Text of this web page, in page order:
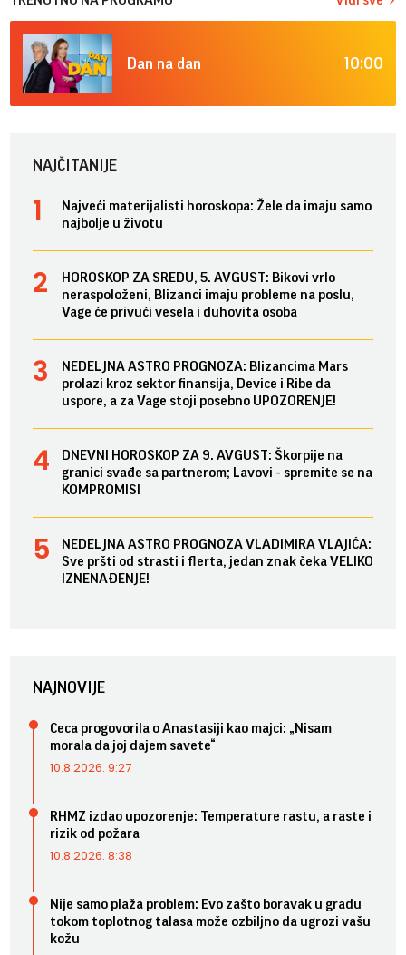
Dan na dan 10:00
NAJČITANIJE
Najveći materijalisti horoskopa: Žele da imaju samo
najbolje u životu
HOROSKOP ZA SREDU, 5. AVGUST: Bikovi vrlo
neraspoloženi, Blizanci imaju probleme na poslu,
Vage će privući vesela i duhovita osoba
NEDELJNA ASTRO PROGNOZA: Blizancima Mars
prolazi kroz sektor finansija, Device i Ribe da
uspore, a za Vage stoji posebno UPOZORENJE!
DNEVNI HOROSKOP ZA 9. AVGUST: Škorpije na
granici svađe sa partnerom; Lavovi - spremite se na
KOMPROMIS!
NEDELJNA ASTRO PROGNOZA VLADIMIRA VLAJIĆA:
Sve pršti od strasti i flerta, jedan znak čeka VELIKO
IZNENAĐENJE!
NAJNOVIJE
Ceca progovorila o Anastasiji kao majci: „Nisam
morala da joj dajem savete“
10.8.2026. 9:27
RHMZ izdao upozorenje: Temperature rastu, a raste i
rizik od požara
10.8.2026. 8:38
Nije samo plaža problem: Evo zašto boravak u gradu
tokom toplotnog talasa može ozbiljno da ugrozi vašu
kožu